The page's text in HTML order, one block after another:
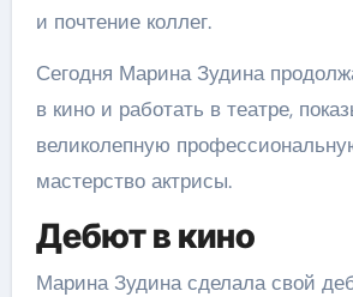
и почтение коллег.
Сегодня Марина Зудина
в кино и работать в театре,
великолепную
мастерство актрисы.
Дебют в кино
Марина Зудина сделала свой